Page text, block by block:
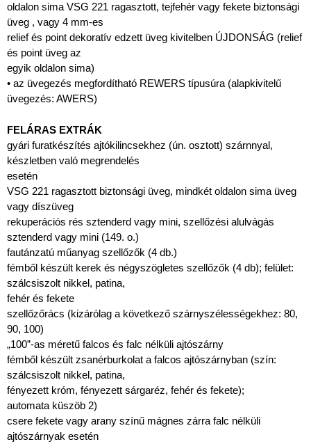
oldalon sima VSG 221 ragasztott, tejfehér vagy fekete biztonsági
üveg , vagy 4 mm-es
relief és point dekoratív edzett üveg kivitelben ÚJDONSÁG (relief
és point üveg az
egyik oldalon sima)
• az üvegezés megfordítható REWERS típusúra (alapkivitelű
üvegezés: AWERS)
FELÁRAS EXTRÁK
gyári furatkészítés ajtókilincsekhez (ún. osztott) szárnnyal,
készletben való megrendelés
esetén
VSG 221 ragasztott biztonsági üveg, mindkét oldalon sima üveg
vagy díszüveg
rekuperációs rés sztenderd vagy mini, szellőzési alulvágás
sztenderd vagy mini (149. o.)
fautánzatú műanyag szellőzők (4 db.)
fémből készült kerek és négyszögletes szellőzők (4 db); felület:
szálcsiszolt nikkel, patina,
fehér és fekete
szellőzőrács (kizárólag a következő szárnyszélességekhez: 80,
90, 100)
„100”-as méretű falcos és falc nélküli ajtószárny
fémből készült zsanérburkolat a falcos ajtószárnyban (szín:
szálcsiszolt nikkel, patina,
fényezett króm, fényezett sárgaréz, fehér és fekete);
automata küszöb 2)
csere fekete vagy arany színű mágnes zárra falc nélküli
ajtószárnyak esetén